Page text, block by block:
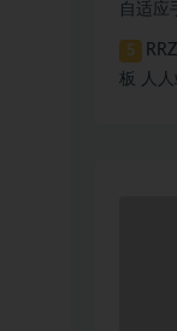
自适应
5
板 人人